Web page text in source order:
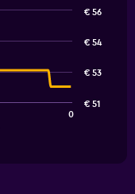
0
€ 51
€ 53
€ 54
€ 56